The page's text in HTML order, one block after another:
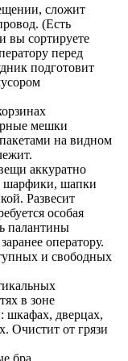
сложит
(Есть
вы сортируете
перед
подготовит
мешки
на видном
аккуратно
шарфики, шапки
Развесит
особая
палантины
оператору.
и свободных
в зоне
шкафах, дверцах,
Очистит от грязи
бра